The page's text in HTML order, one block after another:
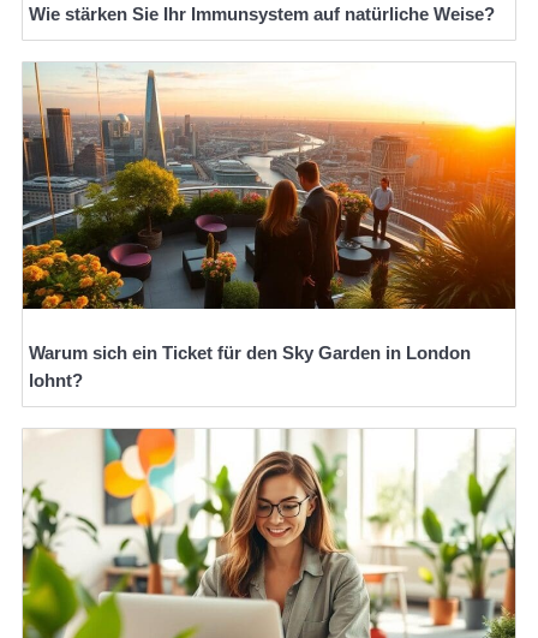
Wie stärken Sie Ihr Immunsystem auf natürliche Weise?
Warum sich ein Ticket für den Sky Garden in London
lohnt?